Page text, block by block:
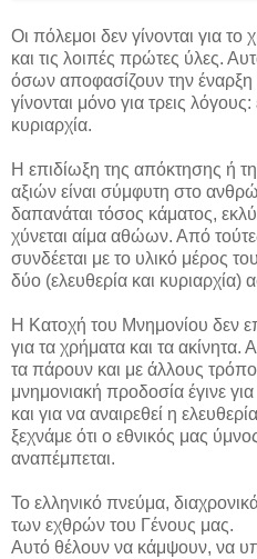
Οι πόλεμοι δεν γίνονται για το
και τις λοιπές πρώτες ύλες.
όσων αποφασίζουν την έναρξη
γίνονται μόνο για τρεις
κυριαρχία.
Η επιδίωξη της απόκτησης ή
αξιών είναι σύμφυτη στο
δαπανάται τόσος κάματος,
χύνεται αίμα αθώων. Από
συνδέεται με το υλικό μέρος
δύο (ελευθερία και
Η Κατοχή του Μνημονίου δεν
για τα χρήματα και τα
τα πάρουν και με άλλους
μνημονιακή προδοσία έγινε
και για να αναιρεθεί η
ξεχνάμε ότι ο εθνικός μας
αναπέμπεται.
Το ελληνικό πνεύμα,
των εχθρών του Γένους μας.
Αυτό θέλουν να κάμψουν, να